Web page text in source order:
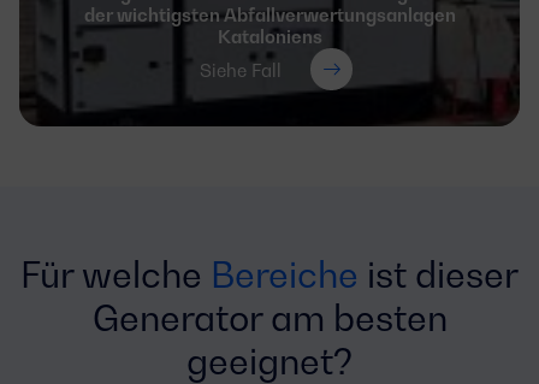
der wichtigsten Abfallverwertungsanlagen
Kataloniens
Siehe Fall
Für welche Bereiche ist dieser
Generator am besten
geeignet?